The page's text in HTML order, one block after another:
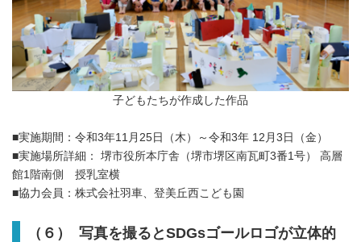
子どもたちが作成した作品
■実施期間：令和3年11月25日（木）～令和3年 12月3日（金）
■実施場所詳細： 堺市役所本庁舎（堺市堺区南瓦町3番1号） 高層
館1階南側 授乳室横
■協力会員：株式会社羽車、登美丘西こども園
（６） 写真を撮るとSDGsゴールロゴが立体的